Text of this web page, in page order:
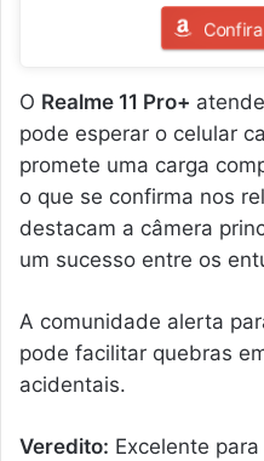
O Realme 11 Pro+
pode esperar o celular
promete uma carga
o que se confirma nos
destacam a câmera
um sucesso entre os
A comunidade alerta
pode facilitar quebras
acidentais.
Veredito: Excelente